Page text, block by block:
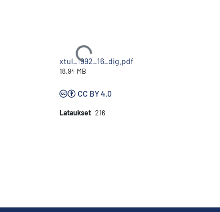
Ladataan...
xtul_1992_16_dig.pdf
18.94 MB
CC BY 4.0
Lataukset 216